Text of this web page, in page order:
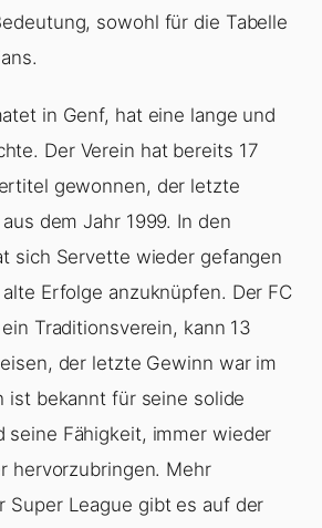
sowohl für die Tabelle
in Genf, hat eine lange und
Der Verein hat bereits 17
gewonnen, der letzte
dem Jahr 1999. In den
sich Servette wieder gefangen
Erfolge anzuknüpfen. Der FC
Traditionsverein, kann 13
der letzte Gewinn war im
ist bekannt für seine solide
seine Fähigkeit, immer wieder
hervorzubringen. Mehr
Super League gibt es auf der